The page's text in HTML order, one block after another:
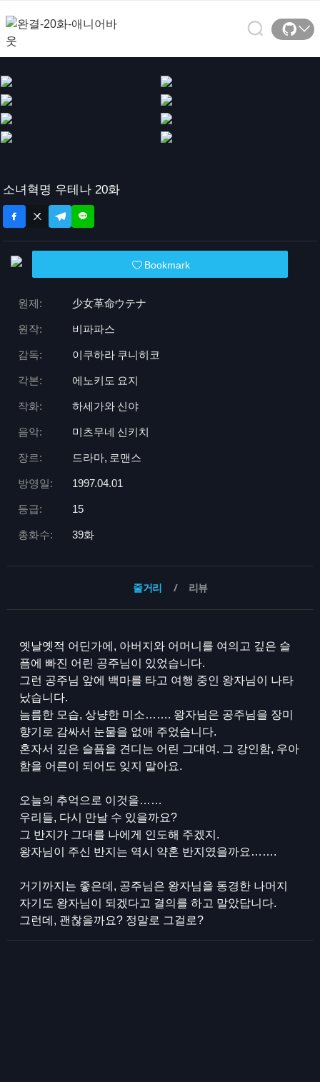
소녀혁명 우테나 20화
Bookmark
원제: 少女革命ウテナ
원작: 비파파스
감독: 이쿠하라 쿠니히코
각본: 에노키도 요지
작화: 하세가와 신야
음악: 미츠무네 신키치
장르: 드라마, 로맨스
방영일: 1997.04.01
등급: 15
총화수: 39화
줄거리 리뷰
옛날옛적 어딘가에, 아버지와 어머니를 여의고 깊은 슬
픔에 빠진 어린 공주님이 있었습니다.
그런 공주님 앞에 백마를 타고 여행 중인 왕자님이 나타
났습니다.
늠름한 모습, 상냥한 미소……. 왕자님은 공주님을 장미
향기로 감싸서 눈물을 없애 주었습니다.
혼자서 깊은 슬픔을 견디는 어린 그대여. 그 강인함, 우아
함을 어른이 되어도 잊지 말아요.
오늘의 추억으로 이것을……
우리들, 다시 만날 수 있을까요?
그 반지가 그대를 나에게 인도해 주겠지.
왕자님이 주신 반지는 역시 약혼 반지였을까요…….
거기까지는 좋은데, 공주님은 왕자님을 동경한 나머지
자기도 왕자님이 되겠다고 결의를 하고 말았답니다.
그런데, 괜찮을까요? 정말로 그걸로?